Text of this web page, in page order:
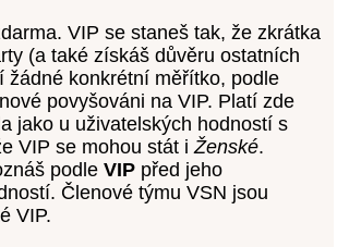
VIP se staneš tak, že zkrátka
(a také získáš důvěru ostatních
žádné konkrétní měřítko, podle
povyšováni na VIP. Platí zde
jako u uživatelských hodností s
VIP se mohou stát iŽenské.
podle VIPpřed jeho
Členové týmu VSN jsou
VIP.